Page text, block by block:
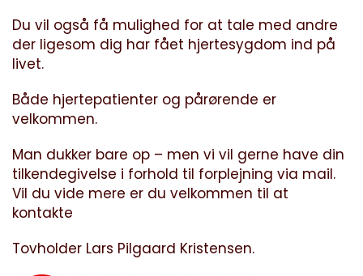
Du vil også få mulighed for at tale med andre
der ligesom dig har fået hjertesygdom ind på
livet.
Både hjertepatienter og pårørende er
velkommen.
Man dukker bare op – men vi vil gerne have din
tilkendegivelse i forhold til forplejning via mail.
Vil du vide mere er du velkommen til at
kontakte
Tovholder Lars Pilgaard Kristensen.